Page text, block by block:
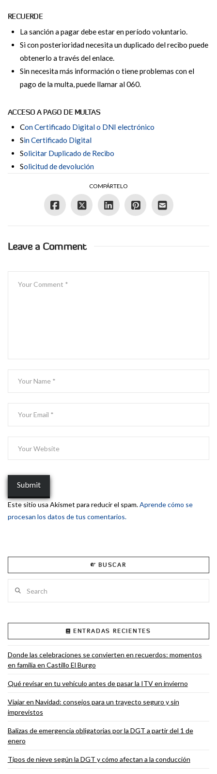
RECUERDE
La sanción a pagar debe estar en período voluntario.
Si con posterioridad necesita un duplicado del recibo puede
obtenerlo a través del enlace.
Sin necesita más información o tiene problemas con el
pago de la multa, puede llamar al 060.
ACCESO A PAGO DE MULTAS
Con Certificado Digital o DNI electrónico
Sin Certificado Digital
Solicitar Duplicado de Recibo
Solicitud de devolución
COMPÁRTELO
Leave a Comment
Este sitio usa Akismet para reducir el spam.Aprende cómo se
procesan los datos de tus comentarios.
BUSCAR
ENTRADAS RECIENTES
Donde las celebraciones se convierten en recuerdos: momentos
en familia en Castillo El Burgo
Qué revisar en tu vehículo antes de pasar la ITV en invierno
Viajar en Navidad: consejos para un trayecto seguro y sin
imprevistos
Balizas de emergencia obligatorias por la DGT a partir del 1 de
enero
Tipos de nieve según la DGT y cómo afectan a la conducción